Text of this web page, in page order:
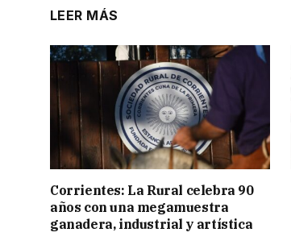
LEER MÁS
Corrientes: La Rural celebra 90
años con una megamuestra
ganadera, industrial y artística